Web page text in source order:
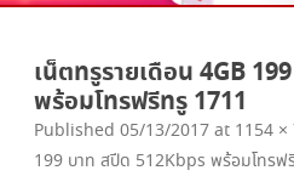
เน็ตทรูรายเดือน 4GB
พร้อมโทรฟรีทรู 1711
Published 05/13/2017 at 1154 ×
199 บาท สปีด 512Kbps พร้อมโทรฟ